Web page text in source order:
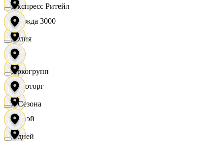
Одежда 3000
Zara
Агроторг
Амвэй
Экспресс Ритейл
Юлия
Яркогрупп
4 Сезона
7 дней